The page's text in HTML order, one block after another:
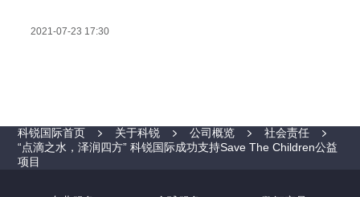
2021-07-23 17:30
科锐国际首页 关于科锐 公司概览
社会责任
“点滴之水，泽润四方” 科锐国际成功支持Save The Children公益
项目